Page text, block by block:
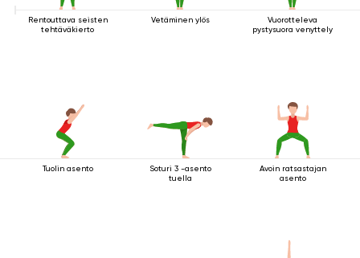
Rentouttava seisten
tehtäväkierto
Vetäminen ylös
Vuorotteleva
pystysuora venyttely
Tuolin asento
Soturi 3 -asento
tuella
Avoin ratsastajan
asento